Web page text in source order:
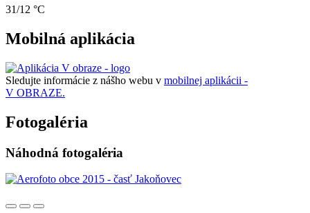
31/12 °C
Mobilná aplikácia
Sledujte informácie z nášho webu v mobilnej aplikácii -
V OBRAZE.
Fotogaléria
Náhodná fotogaléria